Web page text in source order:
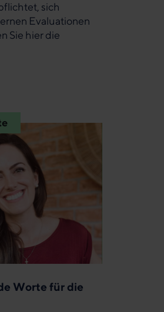
sich
Evaluationen
Sie hier die
Worte für die